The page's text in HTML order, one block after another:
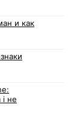
и как
не